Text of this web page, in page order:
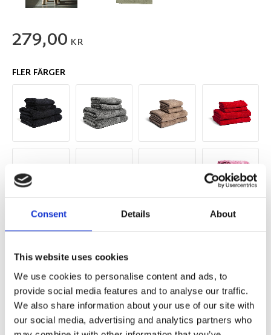
Consent Details About
This website uses cookies
We use cookies to personalise content and ads, to
provide social media features and to analyse our traffic.
We also share information about your use of our site with
our social media, advertising and analytics partners who
279,00 KR
FLER FÄRGER